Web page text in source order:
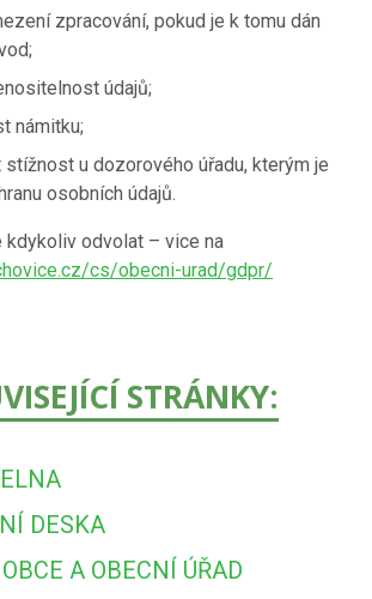
zpracování, pokud je k tomu dán
údajů;
námitku;
stížnost u dozorového úřadu, kterým je
osobních údajů.
kdykoliv odvolat – vice na
cs/obecni-urad/gdpr/
STRÁNKY:
DESKA
A OBECNÍ ÚŘAD